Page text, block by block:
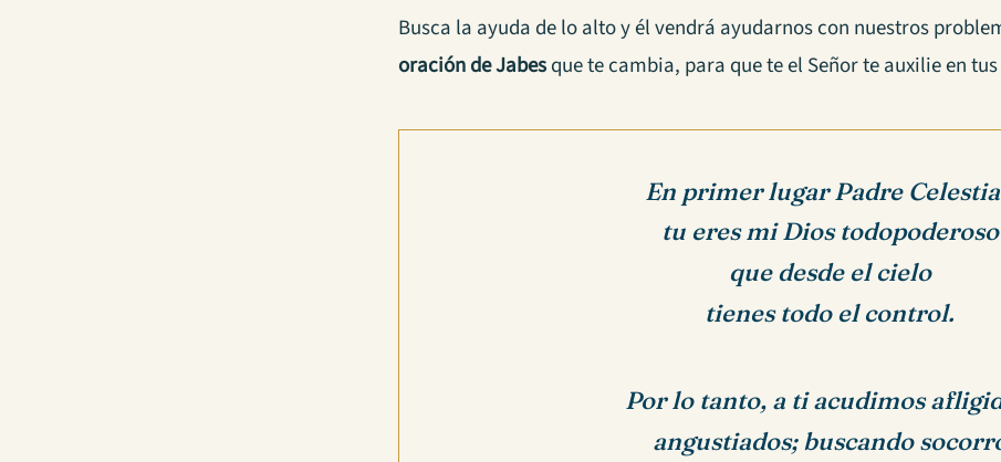
Busca la ayuda de lo alto y él vendrá ayudarnos con nuestros
oración de Jabesque te cambia, para que te el Señor te auxilie en
En primer lugar Padre
tu eres mi Dios todopoderoso
que desde el cielo
tienes todo el control.
Por lo tanto, a ti acudimos
angustiados; buscando